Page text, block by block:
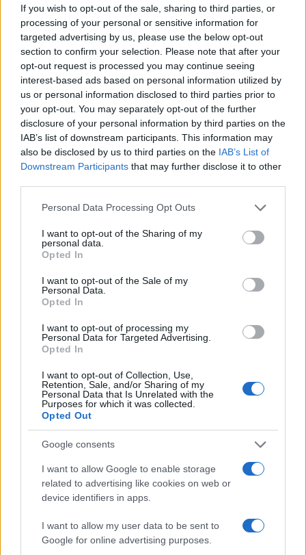
If you wish to opt-out of the sale, sharing to third parties, or
processing of your personal or sensitive information for
targeted advertising by us, please use the below opt-out
section to confirm your selection. Please note that after your
opt-out request is processed you may continue seeing
interest-based ads based on personal information utilized by
us or personal information disclosed to third parties prior to
your opt-out. You may separately opt-out of the further
disclosure of your personal information by third parties on the
IAB’s list of downstream participants. This information may
also be disclosed by us to third parties on the IAB’s List of
Downstream Participants that may further disclose it to other
Please note that this website/app uses one or more Google
not limited to your visit or usage behaviour. You may click to
grant or deny consent to Google and its third-party tags to
use your data for below specified purposes in below Google
consent section.
Personal Data Processing Opt Outs
I want to opt-out of the Sharing of my
personal data.
Opted In
I want to opt-out of the Sale of my
Personal Data.
Opted In
I want to opt-out of processing my
Personal Data for Targeted Advertising.
Opted In
I want to opt-out of Collection, Use,
Retention, Sale, and/or Sharing of my
Personal Data that Is Unrelated with the
Purposes for which it was collected.
Opted Out
Google consents
I want to allow Google to enable storage
related to advertising like cookies on web or
device identifiers in apps.
I want to allow my user data to be sent to
Google for online advertising purposes.
ΚΟΣΜΟΣ
Ορμούζ: «Ναι» από Ιράν και Ομάν, αλλά όχι
άνοιγμα – Οι τρεις όροι προς τις ΗΠΑ
6/08/2026 - 8:23μμ
ΚΟΣΜΟΣ
Γερμανία: Το ουκρανικό αεροσκάφος κοντά στο
οποίο βρέθηκε drone με εκρηκτικά μετέφερε
πυρομαχικά, σύμφωνα με την έγκυρη «SZ»
6/08/2026 - 6:33μμ